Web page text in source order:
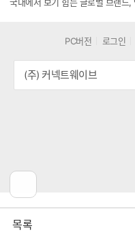
광고 https://anchorshop.kr
PC버전 로그인
목록